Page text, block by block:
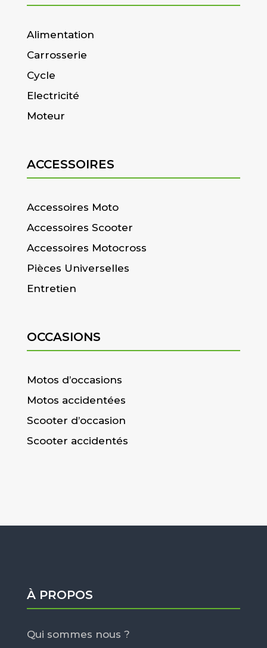
Alimentation
Carrosserie
Cycle
Electricité
Moteur
ACCESSOIRES
Accessoires Moto
Accessoires Scooter
Accessoires Motocross
Pièces Universelles
Entretien
OCCASIONS
Motos d’occasions
Motos accidentées
Scooter d’occasion
Scooter accidentés
À PROPOS
Qui sommes nous ?